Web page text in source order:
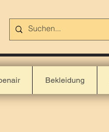
Bekleidung